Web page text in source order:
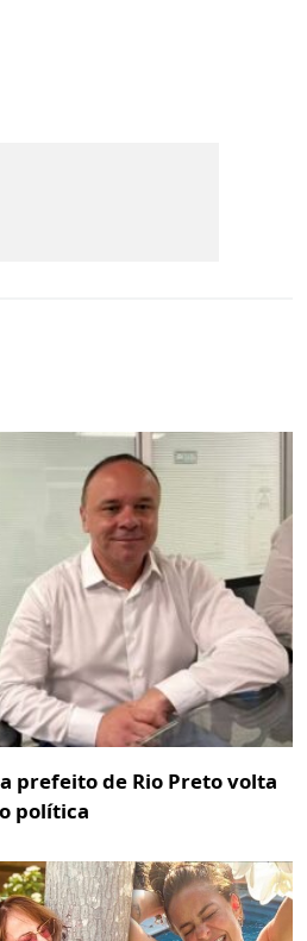
prefeito de Rio Preto volta
política